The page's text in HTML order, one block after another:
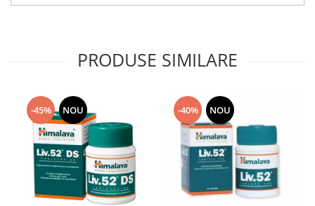
PRODUSE SIMILARE
-45% NOU -40% NOU